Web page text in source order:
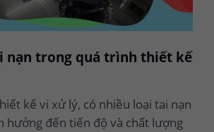
nạn trong quá trình thiết kế
kế vi xử lý, có nhiều loại tai nạn
hưởng đến tiến độ và chất lượng